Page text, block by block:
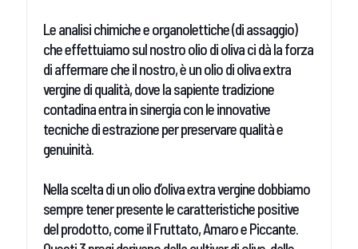
Le analisi chimiche e organolettiche (di assaggio)
che effettuiamo sul nostro olio di oliva ci dà la forza
di affermare che il nostro, è un olio di oliva extra
vergine di qualità, dove la sapiente tradizione
contadina entra in sinergia con le innovative
tecniche di estrazione per preservare qualità e
genuinità.
Nella scelta di un olio d’oliva extra vergine dobbiamo
sempre tener presente le caratteristiche positive
del prodotto, come il Fruttato, Amaro e Piccante.